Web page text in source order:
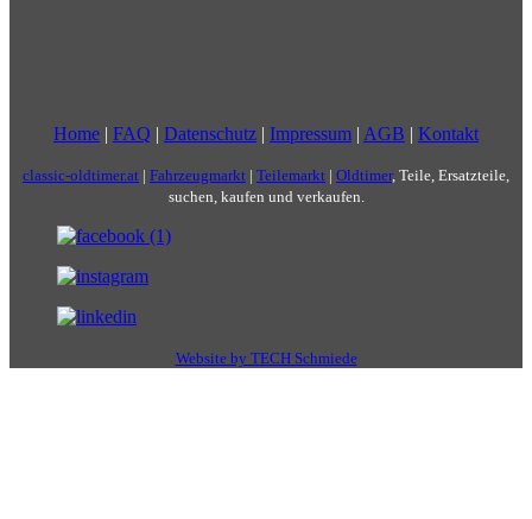
Home | FAQ | Datenschutz | Impressum | AGB | Kontakt
classic-oldtimer.at | Fahrzeugmarkt | Teilemarkt | Oldtimer, Teile, Ersatzteile,
suchen, kaufen und verkaufen.
Website by TECH Schmiede